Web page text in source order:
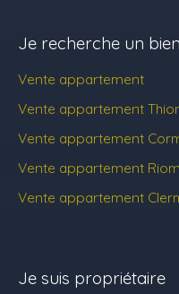
Je recherche un bien
Vente appartement
Vente appartement
Vente appartement
Vente appartement
Vente appartement
Je suis propriétaire